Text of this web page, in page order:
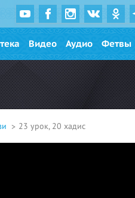
Видео Аудио Фетвы
23 урок, 20 хадис